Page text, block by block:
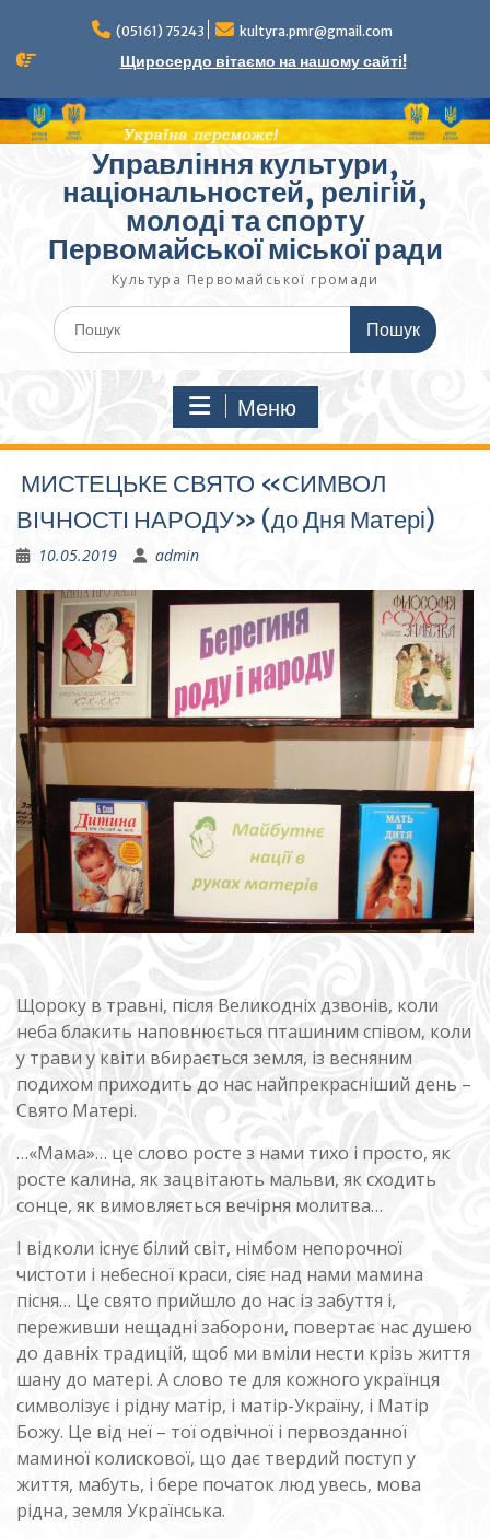
вмісту
(05161) 75243 kultyra.pmr@gmail.com
Щиросердо вітаємо на нашому сайті!
Управління культури,
національностей, релігій,
молоді та спорту
Первомайської міської ради
Культура Первомайcької громади
Шукати:
Меню
МИСТЕЦЬКЕ СВЯТО «СИМВОЛ
ВІЧНОСТІ НАРОДУ» (до Дня Матері)
10.05.2019 admin
Щороку в травні, після Великодніх дзвонів, коли
неба блакить наповнюється пташиним співом, коли
у трави у квіти вбирається земля, із весняним
подихом приходить до нас найпрекрасніший день –
Свято Матері.
…«Мама»… це слово росте з нами тихо і просто, як
росте калина, як зацвітають мальви, як сходить
сонце, як вимовляється вечірня молитва…
І відколи існує білий світ, німбом непорочної
чистоти і небесної краси, сіяє над нами мамина
пісня… Це свято прийшло до нас із забуття і,
переживши нещадні заборони, повертає нас душею
до давніх традицій, щоб ми вміли нести крізь життя
шану до матері. А слово те для кожного українця
символізує і рідну матір, і матір-Україну, і Матір
Божу. Це від неї – тої одвічної і первозданної
маминої колискової, що дає твердий поступ у
життя, мабуть, і бере початок люд увесь, мова
рідна, земля Українська.